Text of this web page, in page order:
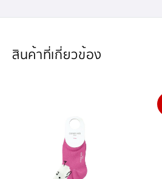
สินค้าที่เกี่ยวข้อง